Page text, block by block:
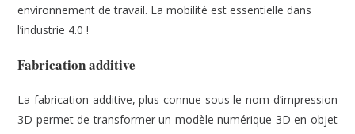
environnement de travail. La mobilité est essentielle dans
l’industrie 4.0 !
Fabrication additive
La fabrication additive, plus connue sous le nom d’impression
3D permet de transformer un modèle numérique 3D en objet